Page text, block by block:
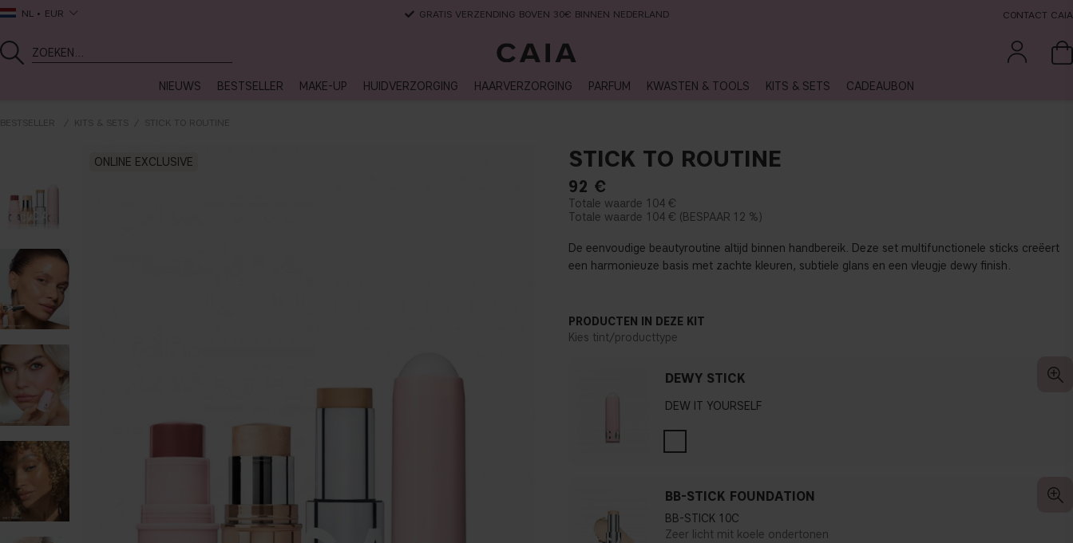
NL EUR LEVERTIJD: 3-5 WERKDAGEN CONTACT CAIA
NIEUWS BESTSELLER MAKE-UP HUIDVERZORGING HAARVERZORGING PARFUM KWASTEN & TOOLS KITS & SETS CADEAUBON
BESTSELLER KITS & SETS STICK TO ROUTINE
ONLINE EXCLUSIVE STICK TO ROUTINE
92 €
104 €
104 €
12 %
De eenvoudige beautyroutine altijd binnen handbereik. Deze set multifunctionele sticks creëert
een harmonieuze basis met zachte kleuren, subtiele glans en een vleugje dewy finish.
PRODUCTEN IN DEZE KIT
Kies tint/producttype
DEWY STICK
DEW IT YOURSELF
BB-STICK FOUNDATION
BB-STICK 10C
Zeer licht mit koele ondertonen